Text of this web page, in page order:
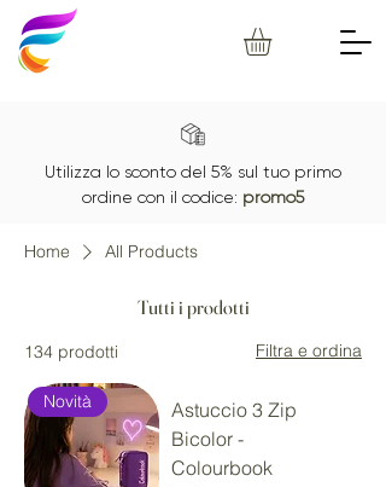
Utilizza lo sconto del 5% sul tuo primo
ordine con il codice: promo5
Home All Products
Tutti i prodotti
134 prodotti Filtra e ordina
Novità
Astuccio 3 Zip
Bicolor -
Colourbook